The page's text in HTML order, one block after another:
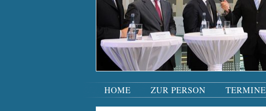
Navigation
überspringen
HOME ZUR PERSON TERMINE